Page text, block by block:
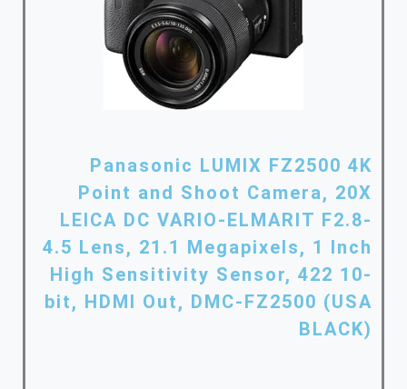
Panasonic LUMIX FZ2500 4K
Point and Shoot Camera, 20X
LEICA DC VARIO-ELMARIT F2.8-
4.5 Lens, 21.1 Megapixels, 1 Inch
High Sensitivity Sensor, 422 10-
bit, HDMI Out, DMC-FZ2500 (USA
BLACK)